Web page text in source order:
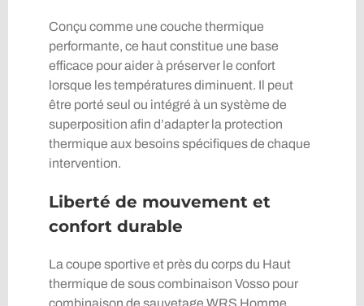
Conçu comme une couche thermique
performante, ce haut constitue une base
efficace pour aider à préserver le confort
lorsque les températures diminuent. Il peut
être porté seul ou intégré à un système de
superposition afin d’adapter la protection
thermique aux besoins spécifiques de chaque
intervention.
Liberté de mouvement et
confort durable
La coupe sportive et près du corps du Haut
thermique de sous combinaison Vosso pour
combinaison de sauvetage WRS Homme